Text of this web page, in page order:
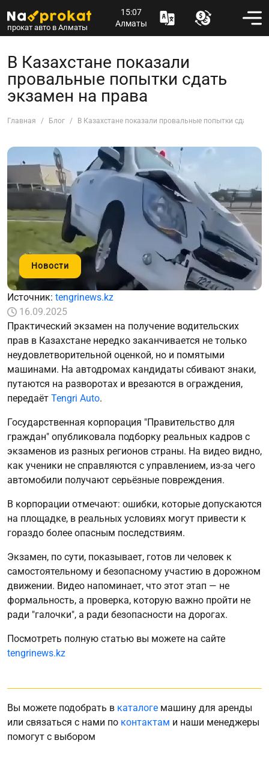
прокат авто в Алматы
15:07
Алматы
В Казахстане показали
провальные попытки сдать
экзамен на права
Главная Блог В Казахстане показали провальные попытки сдать
Новости
Источник: tengrinews.kz
16.09.2025
Практический экзамен на получение водительских
прав в Казахстане нередко заканчивается не только
неудовлетворительной оценкой, но и помятыми
машинами. На автодромах кандидаты сбивают знаки,
путаются на разворотах и врезаются в ограждения,
передаёт Tengri Auto.
Государственная корпорация "Правительство для
граждан" опубликовала подборку реальных кадров с
экзаменов из разных регионов страны. На видео видно,
как ученики не справляются с управлением, из-за чего
автомобили получают серьёзные повреждения.
В корпорации отмечают: ошибки, которые допускаются
на площадке, в реальных условиях могут привести к
гораздо более опасным последствиям.
Экзамен, по сути, показывает, готов ли человек к
самостоятельному и безопасному участию в дорожном
движении. Видео напоминает, что этот этап — не
формальность, а проверка, которую важно пройти не
ради "галочки", а ради безопасности на дорогах.
Посмотреть полную статью вы можете на сайте
tengrinews.kz
Вы можете подобрать в каталоге машину для аренды
или связаться с нами по контактам и наши менеджеры
помогут с выбором